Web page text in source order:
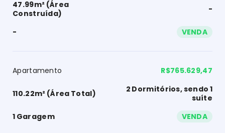
47.99m² (Área
Construída)
-
- VENDA
Apartamento
110.22m² (Área Total)
2 Dormitórios, sendo 1
suíte
1 Garagem
R$765.629,47
VENDA